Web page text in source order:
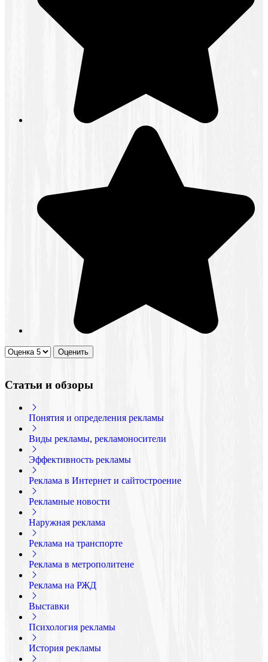
Статьи и обзоры
Понятия и определения рекламы
Виды рекламы, рекламоносители
Эффективность рекламы
Реклама в Интернет и сайтостроение
Рекламные новости
Наружная реклама
Реклама на транспорте
Реклама в метрополитене
Реклама на РЖД
Выставки
Психология рекламы
История рекламы